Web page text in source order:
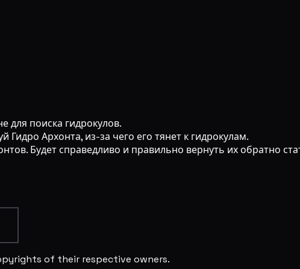
для поиска гидрокулов.
Архонта, из-за чего его тянет к гидрокулам.
Будет справедливо и правильно вернуть их обратно
of their respective owners.